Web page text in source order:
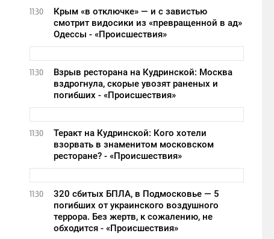
11:30
Крым «в отключке» — и с завистью
смотрит видосики из «превращенной в ад»
Одессы - «Происшествия»
11:30
Взрыв ресторана на Кудринской: Москва
вздрогнула, скорые увозят раненых и
погибших - «Происшествия»
11:30
Теракт на Кудринской: Кого хотели
взорвать в знаменитом московском
ресторане? - «Происшествия»
11:30
320 сбитых БПЛА, в Подмосковье — 5
погибших от украинского воздушного
террора. Без жертв, к сожалению, не
обходится - «Происшествия»